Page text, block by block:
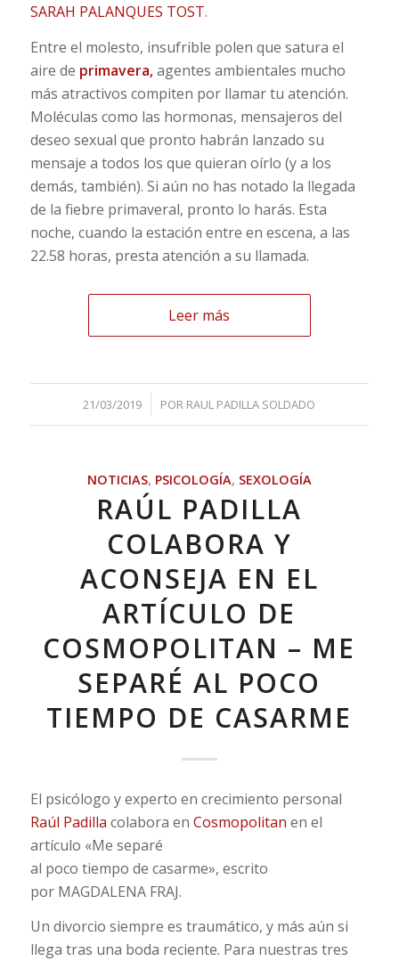
SARAH PALANQUES TOST.
Entre el molesto, insufrible polen que satura el
aire de primavera,agentes ambientales mucho
más atractivos compiten por llamar tu atención.
Moléculas como las hormonas, mensajeros del
deseo sexual que pronto habrán lanzado su
mensaje a todos los que quieran oírlo (y a los
demás, también). Si aún no has notado la llegada
de la fiebre primaveral, pronto lo harás. Esta
noche, cuando la estación entre en escena, a las
22.58 horas, presta atención a su llamada.
Leer más
21/03/2019
/ POR RAUL PADILLA SOLDADO
NOTICIAS, PSICOLOGÍA, SEXOLOGÍA
RAÚL PADILLA
COLABORA Y
ACONSEJA EN EL
ARTÍCULO DE
COSMOPOLITAN – ME
SEPARÉ AL POCO
TIEMPO DE CASARME
El psicólogo y experto en crecimiento personal
Raúl Padilla colabora en Cosmopolitan en el
artículo «Me separé
al poco tiempo de casarme», escrito
por MAGDALENA FRAJ.
Un divorcio siempre es traumático, y más aún si
llega tras una boda reciente. Para nuestras tres